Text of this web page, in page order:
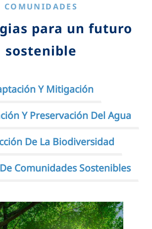
COMUNIDADES
para un futuro
sostenible
Y Mitigación
Y Preservación Del Agua
De La Biodiversidad
Comunidades Sostenibles